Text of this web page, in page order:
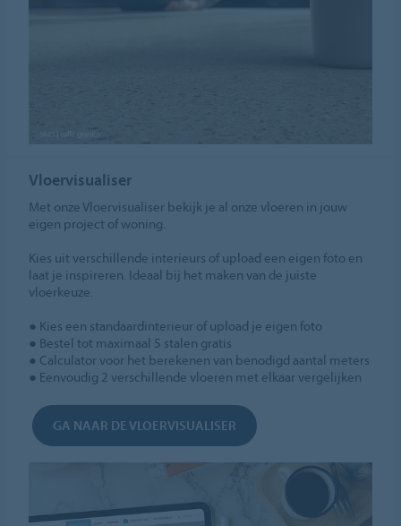
Vloervisualiser
Met onze Vloervisualiser bekijk je al onze vloeren in jouw
eigen project of woning.
Kies uit verschillende interieurs of upload een eigen foto en
laat je inspireren. Ideaal bij het maken van de juiste
vloerkeuze.
● Kies een standaardinterieur of upload je eigen foto
● Bestel tot maximaal 5 stalen gratis
● Calculator voor het berekenen van benodigd aantal meters
● Eenvoudig 2 verschillende vloeren met elkaar vergelijken
GA NAAR DE VLOERVISUALISER